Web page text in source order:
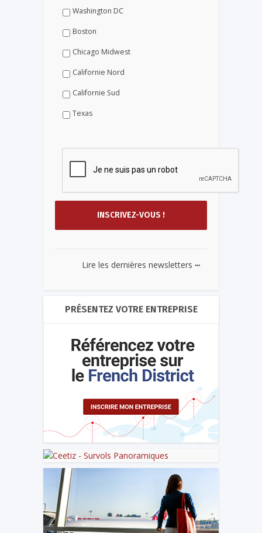
Washington DC
Boston
Chicago Midwest
Californie Nord
Californie Sud
Texas
Lire les dernières newsletters ...
PRÉSENTEZ VOTRE ENTREPRISE